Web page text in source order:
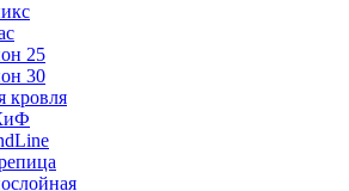
25
30
кровля